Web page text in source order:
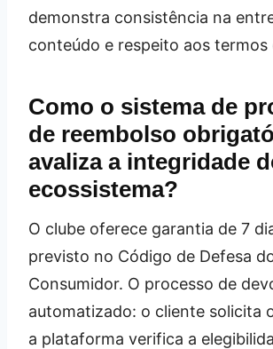
demonstra consistência na
conteúdo e respeito aos termos
Como o sistema de
de reembolso
avaliza a integridade
ecossistema?
O clube oferece garantia de 7
previsto no Código de Defesa
Consumidor. O processo de
automatizado: o cliente solicita
a plataforma verifica a